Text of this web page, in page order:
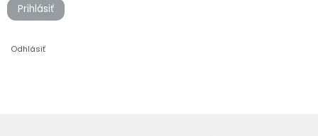
Prihlásiť
Odhlásiť